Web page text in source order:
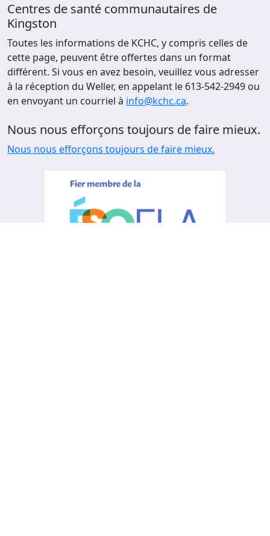
Centres de santé communautaires de
Kingston
Toutes les informations de KCHC, y compris celles de
cette page, peuvent être offertes dans un format
différent. Si vous en avez besoin, veuillez vous adresser
à la réception du Weller, en appelant le 613-542-2949 ou
en envoyant un courriel à info@kchc.ca.
Nous nous efforçons toujours de faire mieux.
Nous nous efforçons toujours de faire mieux.